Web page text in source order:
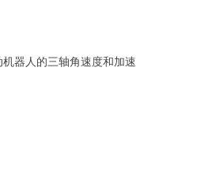
器人的三轴角速度和加速